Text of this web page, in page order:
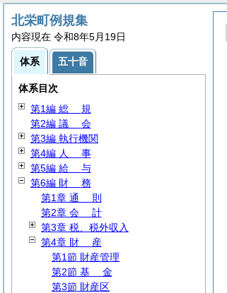
北栄町例規集
内容現在 令和8年5月19日
体系 五十音
体系目次
第1編 総 規
第2編 議 会
第3編 執行機関
第4編 人 事
第5編 給 与
第6編 財 務
第1章 通 則
第2章 会 計
第3章 税、税外収入
第4章 財 産
第1節 財産管理
第2節 基 金
第3節 財産区